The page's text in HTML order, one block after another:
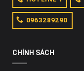
0963289290
CHÍNH SÁCH